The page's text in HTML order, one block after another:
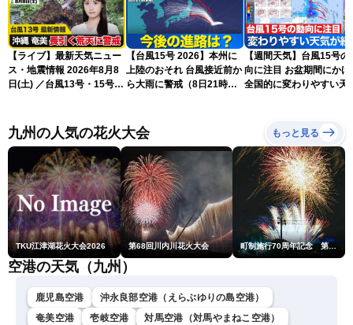
【ライブ】最新天気ニュー
ス・地震情報 2026年8月8
日(土) ／台風13号・15号
ーニュースLiVEムーン・戸
北美月／芳野達郎〉
【台風15号 2026】本州に
上陸のおそれ 台風接近前か
ら大雨に警戒（8日21時更
【週間天気】台風15号の
向に注目 お盆期間にかけて
全国的に変わりやすい天
九州の人気の花火大会 もっと見る
TKU江津湖花火大会2026 第68回川内川花火大会
空港の天気（九州）
鹿児島空港
沖永良部空港（えらぶゆりの島空港）
奄美空港
壱岐空港
対馬空港（対馬やまねこ空港）